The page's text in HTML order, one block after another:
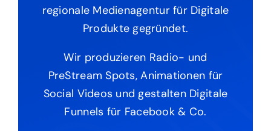
regionale Medienagentur für Digitale
Produkte gegründet.
Wir produzieren Radio- und
PreStream Spots, Animationen für
Social Videos und gestalten Digitale
Funnels für Facebook & Co.